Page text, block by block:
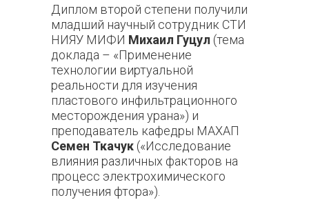
Диплом второй степени получили
младший научный сотрудник СТИ
НИЯУ МИФИ Михаил Гуцул (тема
доклада – «Применение
технологии виртуальной
реальности для изучения
пластового инфильтрационного
месторождения урана») и
преподаватель кафедры МАХАП
Семен Ткачук («Исследование
влияния различных факторов на
процесс электрохимического
получения фтора»).